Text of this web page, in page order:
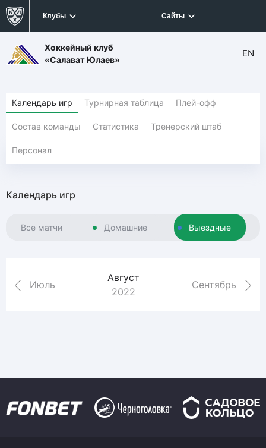
Клубы Сайты
Хоккейный клуб
«Салават Юлаев»
EN
Календарь игр Турнирная таблица Плей-офф
Состав команды Статистика Тренерский штаб
Персонал
Календарь игр
Все матчи Домашние Выездные
Июль
Август
2022
Сентябрь